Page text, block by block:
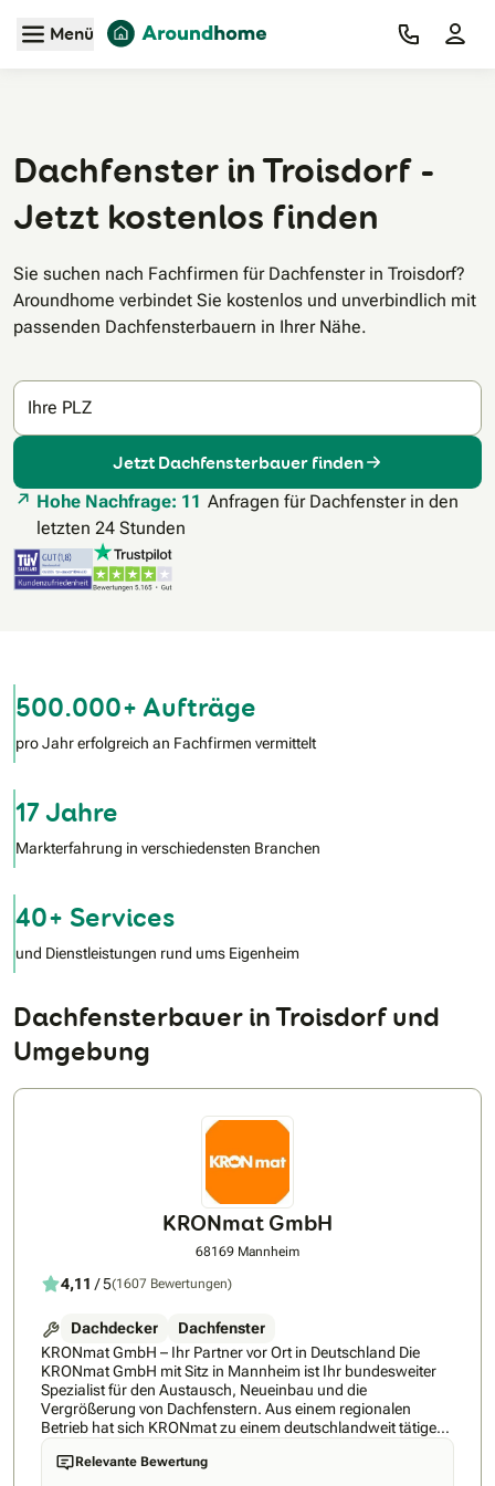
Zum Hauptinhalt
Menü
Dachfenster in Troisdorf -
Jetzt kostenlos finden
Sie suchen nach Fachfirmen für Dachfenster in Troisdorf?
Aroundhome verbindet Sie kostenlos und unverbindlich mit
passenden Dachfensterbauern in Ihrer Nähe.
Ihre PLZ
Jetzt Dachfensterbauer finden
Hohe Nachfrage: 11 Anfragen für Dachfenster in den
letzten 24 Stunden
500.000+ Aufträge
pro Jahr erfolgreich an Fachfirmen vermittelt
17 Jahre
Markterfahrung in verschiedensten Branchen
40+ Services
und Dienstleistungen rund ums Eigenheim
Dachfensterbauer in Troisdorf und
Umgebung
KRONmat GmbH
68169 Mannheim
4,11 / 5(1607 Bewertungen)
Dachdecker
Dachfenster
KRONmat GmbH – Ihr Partner vor Ort in Deutschland Die
KRONmat GmbH mit Sitz in Mannheim ist Ihr bundesweiter
Spezialist für den Austausch, Neueinbau und die
Vergrößerung von Dachfenstern. Aus einem regionalen
Betrieb hat sich KRONmat zu einem deutschlandweit tätigen
Fachunternehmen mit erfahrenen Montageteams und
regionalen Fachberatern entwickelt, die kostenlose und
Relevante Bewertung